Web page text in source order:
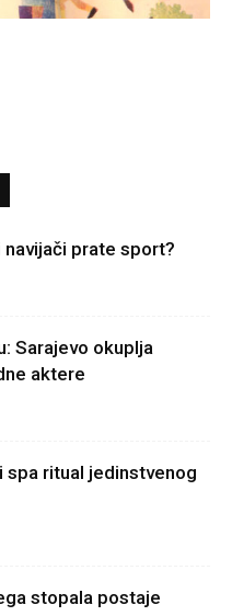
navijači prate sport?
Sarajevo okuplja
aktere
spa ritual jedinstvenog
stopala postaje